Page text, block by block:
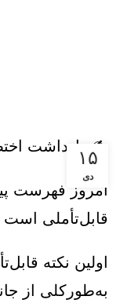
✍️ یادداشت
امروز فهرست
قابل‌تأملی است
اولین نکته
به‌طورکلی از
۱۵
دی